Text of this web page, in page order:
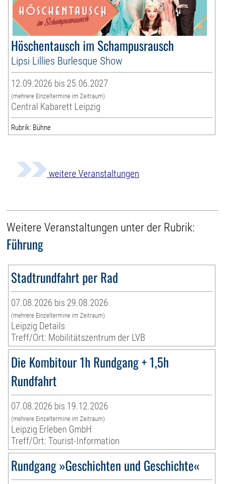
Höschentausch im Schampusrausch
Lipsi Lillies Burlesque Show
12.09.2026 bis 25.06.2027
(mehrere Einzeltermine im Zeitraum)
Central Kabarett Leipzig
Rubrik: Bühne
weitere Veranstaltungen
Weitere Veranstaltungen unter der Rubrik:
Führung
Stadtrundfahrt per Rad
07.08.2026 bis 29.08.2026
(mehrere Einzeltermine im Zeitraum)
Leipzig Details
Treff/Ort: Mobilitätszentrum der LVB
Die Kombitour 1h Rundgang + 1,5h
Rundfahrt
07.08.2026 bis 19.12.2026
(mehrere Einzeltermine im Zeitraum)
Leipzig Erleben GmbH
Treff/Ort: Tourist-Information
Rundgang »Geschichten und Geschichte«